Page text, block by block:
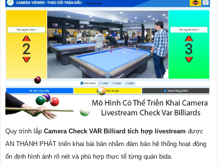
Quy trình lắp Camera Check VAR Billiard tích hợp livestream được
AN THÀNH PHÁT triển khai bài bản nhằm đảm bảo hệ thống hoạt động
ổn định hình ảnh rõ nét và phù hợp thực tế từng quán bida.